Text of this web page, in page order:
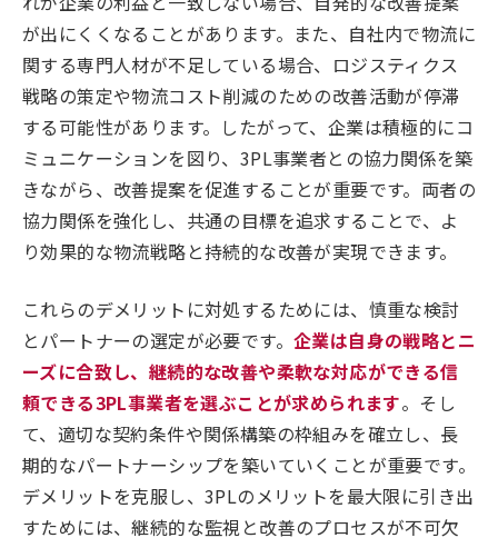
が出にくくなることがあります。また、自社内で物流に
関する専門人材が不足している場合、ロジスティクス
戦略の策定や物流コスト削減のための改善活動が停滞
する可能性があります。したがって、企業は積極的にコ
ミュニケーションを図り、3PL事業者との協力関係を築
きながら、改善提案を促進することが重要です。両者の
協力関係を強化し、共通の目標を追求することで、よ
り効果的な物流戦略と持続的な改善が実現できます。
これらのデメリットに対処するためには、慎重な検討
とパートナーの選定が必要です。 企業は自身の戦略とニ
ーズに合致し、継続的な改善や柔軟な対応ができる信
頼できる3PL事業者を選ぶことが求められます。そし
て、適切な契約条件や関係構築の枠組みを確立し、長
期的なパートナーシップを築いていくことが重要です。
デメリットを克服し、3PLのメリットを最大限に引き出
すためには、継続的な監視と改善のプロセスが不可欠